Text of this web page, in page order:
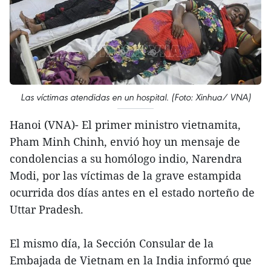
Las víctimas atendidas en un hospital. (Foto: Xinhua/ VNA)
Hanoi (VNA)- El primer ministro vietnamita,
Pham Minh Chinh, envió hoy un mensaje de
condolencias a su homólogo indio, Narendra
Modi, por las víctimas de la grave estampida
ocurrida dos días antes en el estado norteño de
Uttar Pradesh.
El mismo día, la Sección Consular de la
Embajada de Vietnam en la India informó que